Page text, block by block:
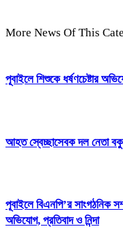
More News Of This
পূবাইলে শিশুকে ধর্ষণচেষ্টার
আহত স্বেচ্ছাসেবক দল নেতা
পূবাইলে বিএনপি’র সাংগঠনিক
অভিযোগ, প্রতিবাদ ও নিন্দা